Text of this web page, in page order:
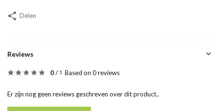
Delen
Reviews
0/ 5 Based on 0 reviews
Er zijn nog geen reviews geschreven over dit product..